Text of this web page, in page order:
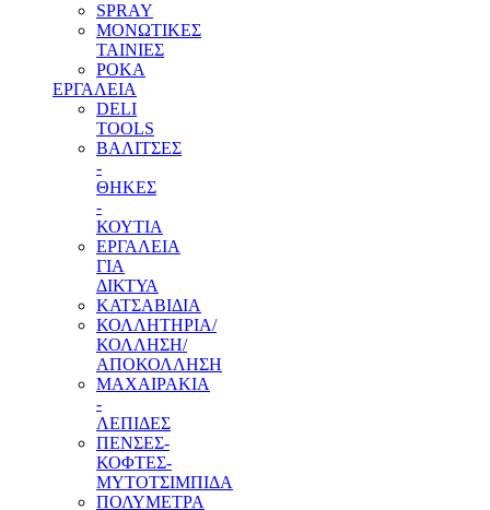
SPRAY
ΜΟΝΩΤΙΚΕΣ
ΤΑΙΝΙΕΣ
ΡΟΚΑ
ΕΡΓΑΛΕΙΑ
DELI
TOOLS
ΒΑΛΙΤΣΕΣ
-
ΘΗΚΕΣ
-
ΚΟΥΤΙΑ
ΕΡΓΑΛΕΙΑ
ΓΙΑ
ΔΙΚΤΥΑ
ΚΑΤΣΑΒΙΔΙΑ
ΚΟΛΛΗΤΗΡΙΑ/
ΚΟΛΛΗΣΗ/
ΑΠΟΚΟΛΛΗΣΗ
ΜΑΧΑΙΡΑΚΙΑ
-
ΛΕΠΙΔΕΣ
ΠΕΝΣΕΣ-
ΚΟΦΤΕΣ-
ΜΥΤΟΤΣΙΜΠΙΔΑ
ΠΟΛΥΜΕΤΡΑ